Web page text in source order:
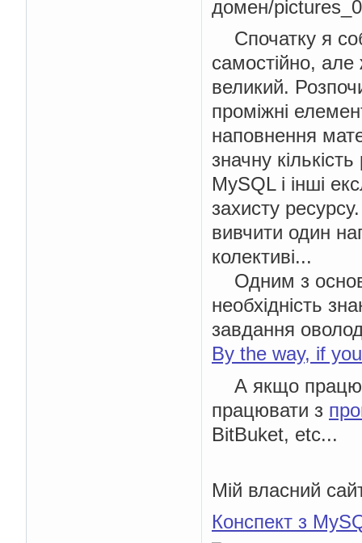
Спочатку я
самостійно,
великий.
проміжні
наповнення
значну
MySQL і інші
захисту
вивчити один
колективі...
Одним з
необхідність
завдання
By the way, if
А якщо
працювати з
BitBuket, etc...
Мій власний
Конспект з